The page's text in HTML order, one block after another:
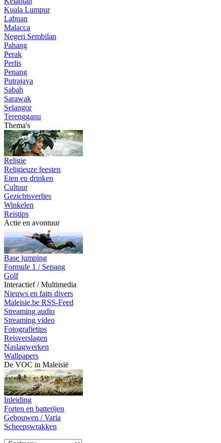
Kuala Lumpur
Labuan
Malacca
Negeri Sembilan
Pahang
Perak
Perlis
Penang
Putrajaya
Sabah
Sarawak
Selangor
Terengganu
Thema's
Religie
Religieuze feesten
Eten en drinken
Cultuur
Gezichtsverlies
Winkelen
Reistips
Actie en avontuur
Base jumping
Formule 1 / Sepang
Golf
Interactief / Multimedia
Nieuws en faits divers
Maleisie.be RSS-Feed
Streaming audio
Streaming video
Fotografietips
Reisverslagen
Naslagwerken
Wallpapers
De VOC in Maleisië
Inleiding
Forten en batterijen
Gebouwen / Varia
Scheepswrakken